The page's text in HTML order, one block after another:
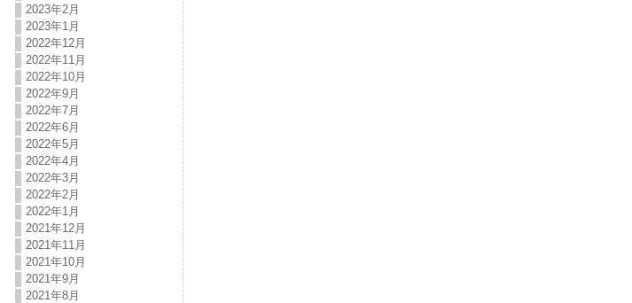
2023年2月
2023年1月
2022年12月
2022年11月
2022年10月
2022年9月
2022年7月
2022年6月
2022年5月
2022年4月
2022年3月
2022年2月
2022年1月
2021年12月
2021年11月
2021年10月
2021年9月
2021年8月